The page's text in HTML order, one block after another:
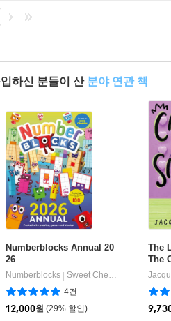
하신 분들이 산 분야 연관 책
Numberblocks Annual 20
26
Numberblocks
Sweet Cherry Publishing
4건
12,000원 (29% 할인)
The
The